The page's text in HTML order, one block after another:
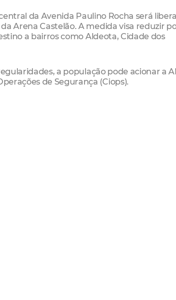
da Avenida Paulino Rocha será
Arena Castelão. A medida visa reduzir
a bairros como Aldeota, Cidade dos
a população pode acionar a
de Segurança (Ciops).